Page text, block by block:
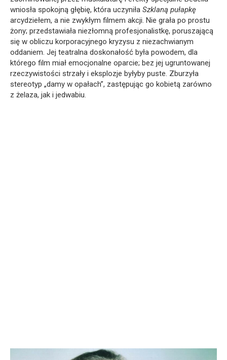
wniosła spokojną głębię, która uczyniła Szklaną pułapkę
arcydziełem, a nie zwykłym filmem akcji. Nie grała po prostu
żony; przedstawiała niezłomną profesjonalistkę, poruszającą
się w obliczu korporacyjnego kryzysu z niezachwianym
oddaniem. Jej teatralna doskonałość była powodem, dla
którego film miał emocjonalne oparcie; bez jej ugruntowanej
rzeczywistości strzały i eksplozje byłyby puste. Zburzyła
stereotyp „damy w opałach”, zastępując go kobietą zarówno
z żelaza, jak i jedwabiu.